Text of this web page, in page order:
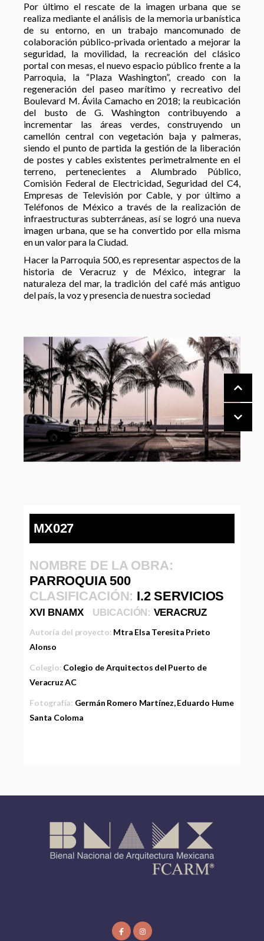
Por último el rescate de la imagen urbana que se
realiza mediante el análisis de la memoria urbanística
de su entorno, en un trabajo mancomunado de
colaboración público-privada orientado a mejorar la
seguridad, la movilidad, la recreación del clásico
portal con mesas, el nuevo espacio público frente a la
Parroquia, la “Plaza Washington”, creado con la
regeneración del paseo marítimo y recreativo del
Boulevard M. Ávila Camacho en 2018; la reubicación
del busto de G. Washington contribuyendo a
incrementar las áreas verdes, construyendo un
camellón central con vegetación baja y palmeras,
siendo el punto de partida la gestión de la liberación
de postes y cables existentes perimetralmente en el
terreno, pertenecientes a Alumbrado Público,
Comisión Federal de Electricidad, Seguridad del C4,
Empresas de Televisión por Cable, y por último a
Teléfonos de México a través de la realización de
infraestructuras subterráneas, así se logró una nueva
imagen urbana, que se ha convertido por ella misma
en un valor para la Ciudad.
Hacer la Parroquia 500, es representar aspectos de la
historia de Veracruz y de México, integrar la
naturaleza del mar, la tradición del café más antiguo
del país, la voz y presencia de nuestra sociedad
MX027
NOMBRE DE LA OBRA:
PARROQUIA 500
CLASIFICACIÓN: I.2 SERVICIOS
XVI BNAMX UBICACIÓN: VERACRUZ
Autoría del proyecto: Mtra Elsa Teresita Prieto
Alonso
Colegio: Colegio de Arquitectos del Puerto de
Veracruz AC
Fotografía: Germán Romero Martínez, Eduardo Hume
Santa Coloma